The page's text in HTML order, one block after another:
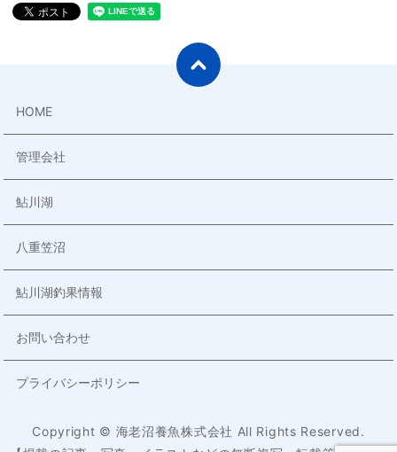
HOME
管理会社
鮎川湖
八重笠沼
鮎川湖釣果情報
お問い合わせ
プライバシーポリシー
Copyright © 海老沼養魚株式会社 All Rights Reserved.